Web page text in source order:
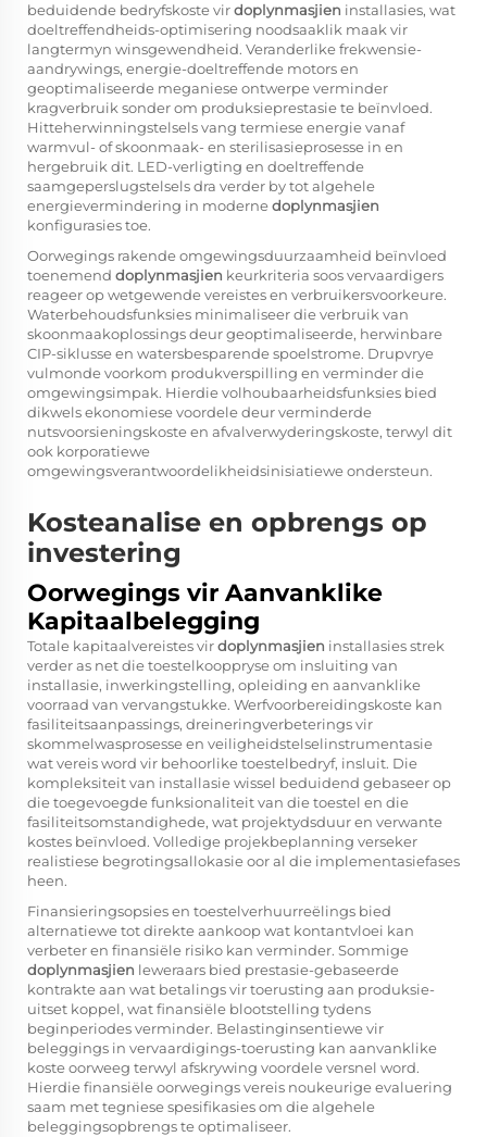
beduidende bedryfskoste virdoplynmasjien installasies, wat
doeltreffendheids-optimisering noodsaaklik maak vir
langtermyn winsgewendheid. Veranderlike frekwensie-
aandrywings, energie-doeltreffende motors en
geoptimaliseerde meganiese ontwerpe verminder
kragverbruik sonder om produksieprestasie te beïnvloed.
Hitteherwinningstelsels vang termiese energie vanaf
warmvul- of skoonmaak- en sterilisasieprosesse in en
hergebruik dit. LED-verligting en doeltreffende
saamgeperslugstelsels dra verder by tot algehele
energievermindering in modernedoplynmasjien
konfigurasies toe.
Oorwegings rakende omgewingsduurzaamheid beïnvloed
toenemend doplynmasjien keurkriteria soos vervaardigers
reageer op wetgewende vereistes en verbruikersvoorkeure.
Waterbehoudsfunksies minimaliseer die verbruik van
skoonmaakoplossings deur geoptimaliseerde, herwinbare
CIP-siklusse en watersbesparende spoelstrome. Drupvrye
vulmonde voorkom produkverspilling en verminder die
omgewingsimpak. Hierdie volhoubaarheidsfunksies bied
dikwels ekonomiese voordele deur verminderde
nutsvoorsieningskoste en afvalverwyderingskoste, terwyl dit
ook korporatiewe
omgewingsverantwoordelikheidsinisiatiewe ondersteun.
Kosteanalise en opbrengs op
investering
Oorwegings vir Aanvanklike
Kapitaalbelegging
Totale kapitaalvereistes virdoplynmasjien installasies strek
verder as net die toestelkooppryse om insluiting van
installasie, inwerkingstelling, opleiding en aanvanklike
voorraad van vervangstukke. Werfvoorbereidingskoste kan
fasiliteitsaanpassings, dreineringverbeterings vir
skommelwasprosesse en veiligheidstelselinstrumentasie
wat vereis word vir behoorlike toestelbedryf, insluit. Die
kompleksiteit van installasie wissel beduidend gebaseer op
die toegevoegde funksionaliteit van die toestel en die
fasiliteitsomstandighede, wat projektydsduur en verwante
kostes beïnvloed. Volledige projekbeplanning verseker
realistiese begrotingsallokasie oor al die implementasiefases
heen.
Finansieringsopsies en toestelverhuurreëlings bied
alternatiewe tot direkte aankoop wat kontantvloei kan
verbeter en finansiële risiko kan verminder. Sommige
doplynmasjien leweraars bied prestasie-gebaseerde
kontrakte aan wat betalings vir toerusting aan produksie-
uitset koppel, wat finansiële blootstelling tydens
beginperiodes verminder. Belastinginsentiewe vir
beleggings in vervaardigings-toerusting kan aanvanklike
koste oorweeg terwyl afskrywing voordele versnel word.
Hierdie finansiële oorwegings vereis noukeurige evaluering
saam met tegniese spesifikasies om die algehele
beleggingsopbrengs te optimaliseer.